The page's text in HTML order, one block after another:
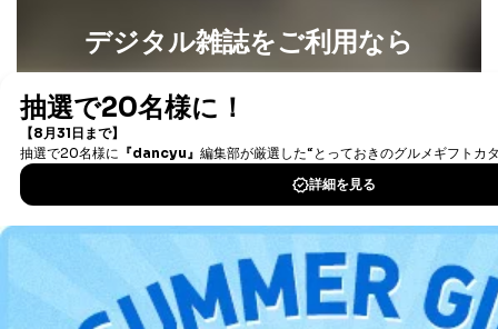
デジタル雑誌をご利用なら
書籍）が無料で読み放題！
DOWNLOAD FOR IOS
DOWNLOAD FOR ANDROID
ご利用方法はこちら